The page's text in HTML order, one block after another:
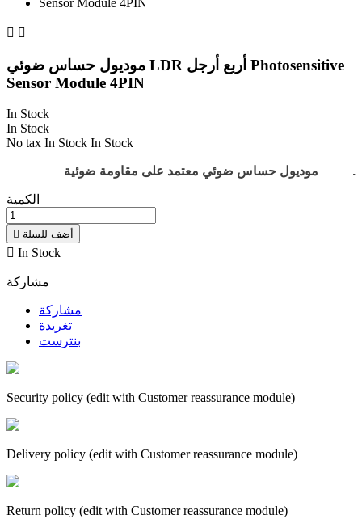
 
موديول حساس ضوئي LDR أربع أرجل Photosensitive
Sensor Module 4PIN
In Stock
In Stock
No tax In Stock In Stock
.
الكمية
 أضف للسلة
 In Stock
مشاركة
مشاركة
تغريدة
بنترست
Security policy (edit with Customer reassurance module)
Delivery policy (edit with Customer reassurance module)
Return policy (edit with Customer reassurance module)